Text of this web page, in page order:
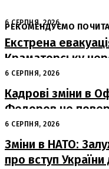
РЕКОМЕНДУЄМО
6 СЕРПНЯ, 2026
Екстрена
Краматорську
безпеці
6 СЕРПНЯ, 2026
Кадрові зміни в
Федоров не
Міноборони
6 СЕРПНЯ, 2026
Зміни в НАТО:
про вступ